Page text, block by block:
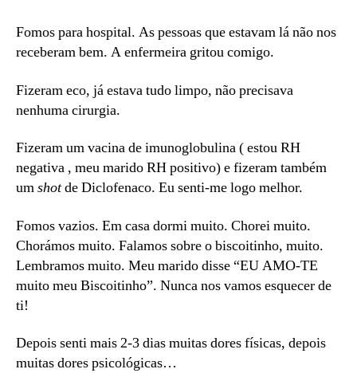
Fomos para hospital. As pessoas que estavam lá não nos
receberam bem. A enfermeira gritou comigo.
Fizeram eco, já estava tudo limpo, não precisava
nenhuma cirurgia.
Fizeram um vacina de imunoglobulina ( estou RH
negativa , meu marido RH positivo) e fizeram também
umshotde Diclofenaco. Eu senti-me logo melhor.
Fomos vazios. Em casa dormi muito. Chorei muito.
Chorámos muito. Falamos sobre o biscoitinho, muito.
Lembramos muito. Meu marido disse “EU AMO-TE
muito meu Biscoitinho”. Nunca nos vamos esquecer de
ti!
Depois senti mais 2-3 dias muitas dores físicas, depois
muitas dores psicológicas…